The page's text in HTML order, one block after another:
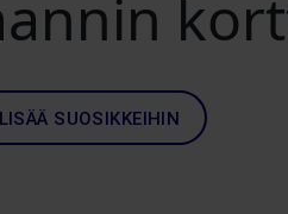
LISÄÄ SUOSIKKEIHIN